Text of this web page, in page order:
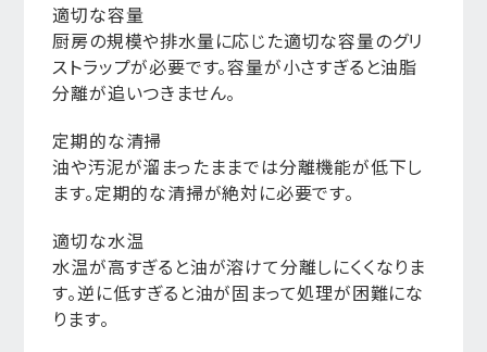
適切な容量
厨房の規模や排水量に応じた適切な容量のグリ
ストラップが必要です。容量が小さすぎると油脂
分離が追いつきません。
定期的な清掃
油や汚泥が溜まったままでは分離機能が低下し
ます。定期的な清掃が絶対に必要です。
適切な水温
水温が高すぎると油が溶けて分離しにくくなりま
す。逆に低すぎると油が固まって処理が困難にな
ります。